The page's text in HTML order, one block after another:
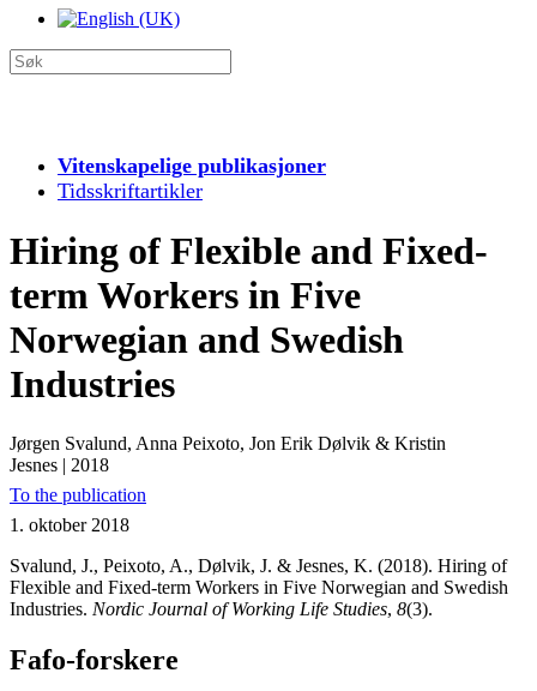
Vitenskapelige publikasjoner
Tidsskriftartikler
Hiring of Flexible and Fixed-
term Workers in Five
Norwegian and Swedish
Industries
Jørgen Svalund, Anna Peixoto, Jon Erik Dølvik & Kristin
Jesnes | 2018
To the publication
1. oktober 2018
Svalund, J., Peixoto, A., Dølvik, J. & Jesnes, K. (2018). Hiring of
Flexible and Fixed-term Workers in Five Norwegian and Swedish
Industries. Nordic Journal of Working Life Studies, 8(3).
Fafo-forskere